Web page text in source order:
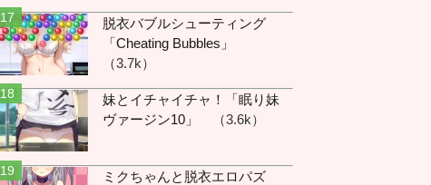
アリア :Posted:
2026/08/09 @
00:57:36𓂺 any time
わら猫 :晴喜vs
わら猫 :男うーん構文
す :なるへそ！
わら猫 :晴喜vs
guest_724 :
ぉぉ
脱衣バブルシューティング
「Cheating Bubbles」
（3.7k）
妹とイチャイチャ！「眠り妹
ヴァージン10」
（3.6k）
ミクちゃんと脱衣エロパズ